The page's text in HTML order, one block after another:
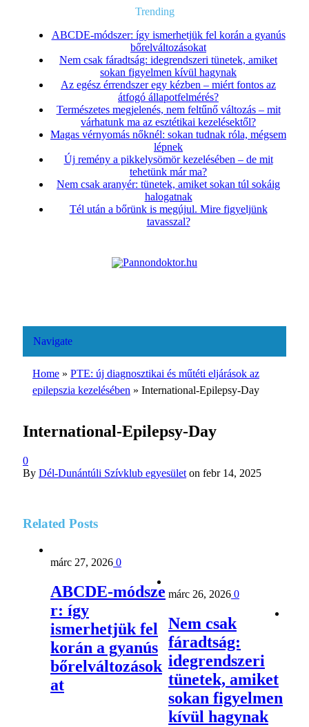
Trending
ABCDE‑módszer: így ismerhetjük fel korán a gyanús
bőrelváltozásokat
Nem csak fáradtság: idegrendszeri tünetek, amiket
sokan figyelmen kívül hagynak
Az egész érrendszer egy kézben – miért fontos az
átfogó állapotfelmérés?
Természetes megjelenés, nem feltűnő változás – mit
várhatunk ma az esztétikai kezelésektől?
Magas vérnyomás nőknél: sokan tudnak róla, mégsem
lépnek
Új remény a pikkelysömör kezelésében – de mit
tehetünk már ma?
Nem csak aranyér: tünetek, amiket sokan túl sokáig
halogatnak
Tél után a bőrünk is megújul. Mire figyeljünk
tavasszal?
Navigate
Home » PTE: új diagnosztikai és műtéti eljárások az
epilepszia kezelésében » International-Epilepsy-Day
International-Epilepsy-Day
0
By Dél-Dunántúli Szívklub egyesület on febr 14, 2025
Related Posts
márc 27, 2026 0
ABCDE‑módsze
r: így
ismerhetjük fel
korán a gyanús
bőrelváltozások
at
márc 26, 2026 0
Nem csak
fáradtság:
idegrendszeri
tünetek, amiket
sokan figyelmen
kívül hagynak